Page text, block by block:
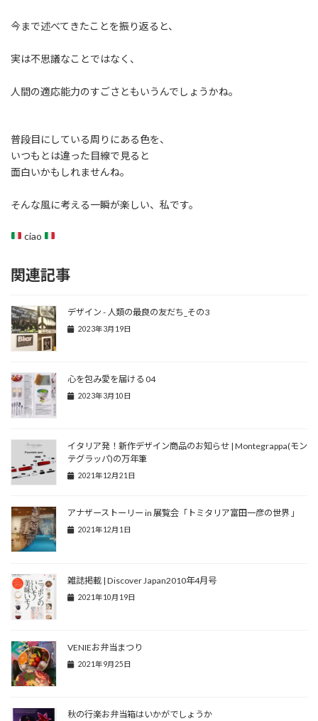
今まで述べてきたことを振り返ると、
実は不思議なことではなく、
人間の適応能力のすごさともいうんでしょうかね。
普段目にしている周りにある色を、
いつもとは違った目線で見ると
面白いかもしれませんね。
そんな風に考える一瞬が楽しい、私です。
ciao
関連記事
デザイン - 人類の最良の友だち_その3
2023年3月19日
心を包み愛を届ける 04
2023年3月10日
イタリア発！新作デザイン商品のお知らせ | Montegrappa(モン
テグラッパ)の万年筆
2021年12月21日
アナザーストーリー in 展覧会「トミタリア富田一彦の世界 」
2021年12月1日
雑誌掲載 | Discover Japan2010年4月号
2021年10月19日
VENIEお弁当まつり
2021年9月25日
秋の行楽お弁当箱はいかがでしょうか